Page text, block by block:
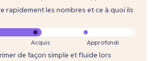
rapidement les nombres et ce à quoi ils
Acquis Approfondi
de façon simple et fluide lors